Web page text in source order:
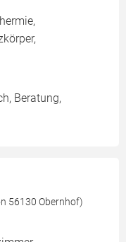
Beratung,
56130 Obernhof)